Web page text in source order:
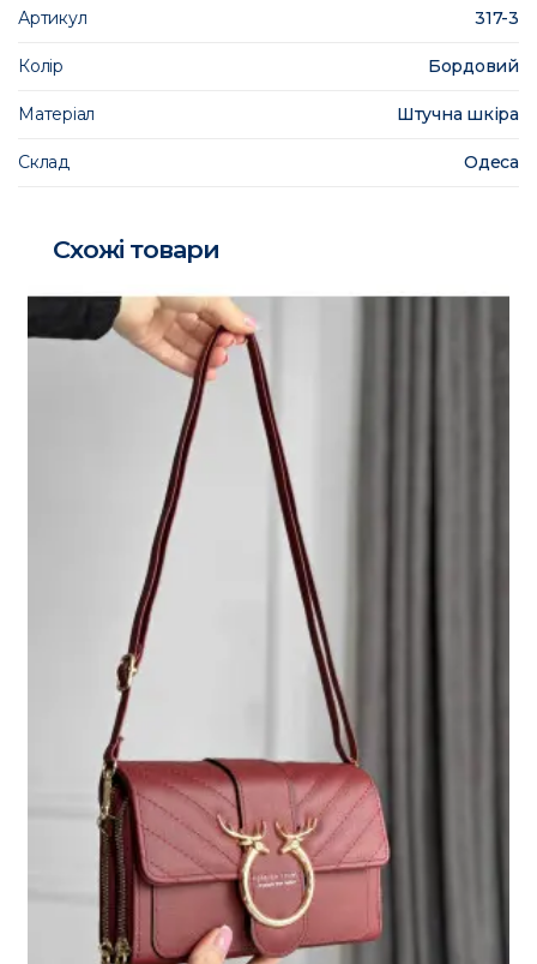
Артикул 317-3
Колір Бордовий
Матеріал Штучна шкіра
Склад Одеса
Схожі товари